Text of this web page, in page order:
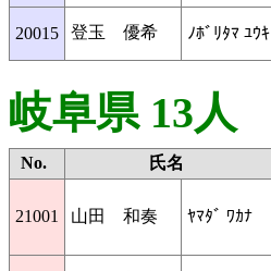
20015 登玉 優希 ﾉﾎﾞﾘﾀﾏ ﾕｳｷ
岐阜県 13人
No. 氏名
21001 山田 和奏 ﾔﾏﾀﾞ ﾜｶﾅ